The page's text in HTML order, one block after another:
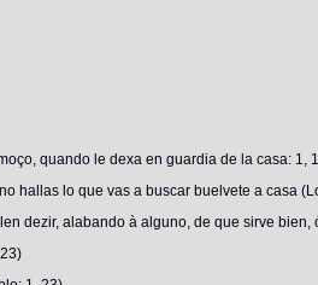
quando le dexa en guardia de la casa: 1,
hallas lo que vas a buscar buelvete a casa
dezir, alabando à alguno, de que sirve bien,